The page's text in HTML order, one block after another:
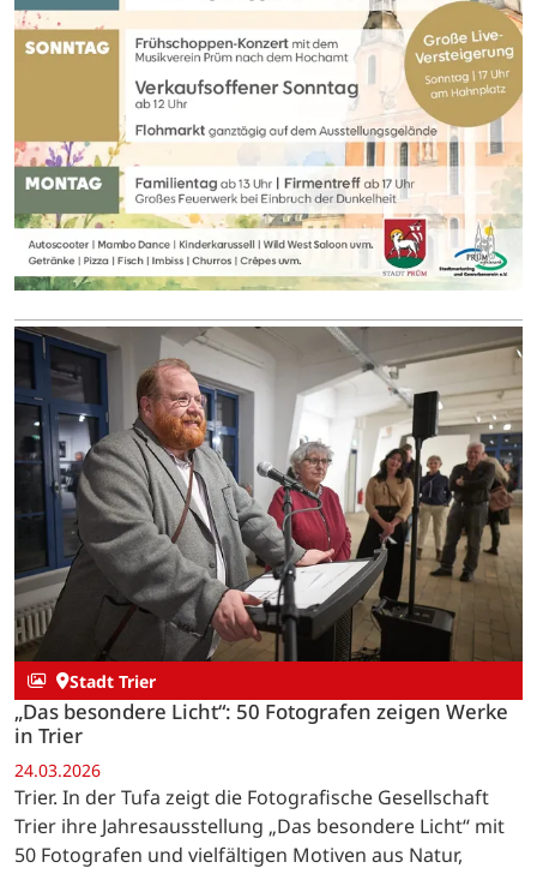
Stadt Trier
„Das besondere Licht“: 50 Fotografen zeigen Werke
in Trier
24.03.2026
Trier. In der Tufa zeigt die Fotografische Gesellschaft
Trier ihre Jahresausstellung „Das besondere Licht“ mit
50 Fotografen und vielfältigen Motiven aus Natur,